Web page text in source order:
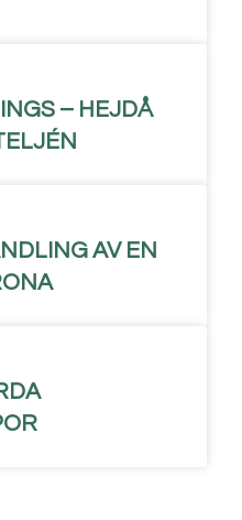
– HEJDÅ
AV EN